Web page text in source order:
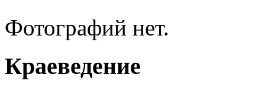
Фотографий нет.
Краеведение